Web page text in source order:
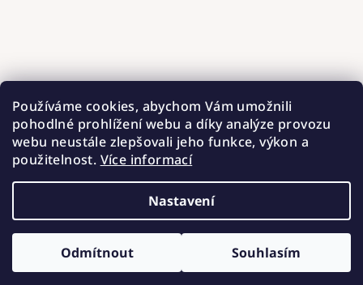
Používáme cookies, abychom Vám umožnili
pohodlné prohlížení webu a díky analýze provozu
webu neustále zlepšovali jeho funkce, výkon a
použitelnost. Více informací
Nastavení
Odmítnout Souhlasím
Copyright 2026Hnízdečka od Barunky. Všechna práva
vyhrazena.Upravit nastavení cookies
Vytvořil Shoptet
ZÍSKEJTE SLEVU 100 Kč